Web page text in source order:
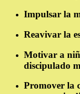
Impulsar la
Reavivar la
Motivar a
discipulado
Promover la